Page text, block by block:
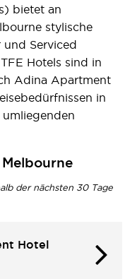
bietet an
stylische
Serviced
Hotels sind in
Adina Apartment
in
der nächsten 30 Tage
Hotel